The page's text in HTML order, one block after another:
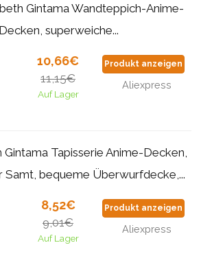
Gintama Wandteppich-Anime-
Decken, superweiche...
10,66€
11,15€
Auf Lager
Produkt anzeigen
Aliexpress
Gintama Tapisserie Anime-Decken,
Samt, bequeme Überwurfdecke,...
8,52€
9,01€
Auf Lager
Produkt anzeigen
Aliexpress